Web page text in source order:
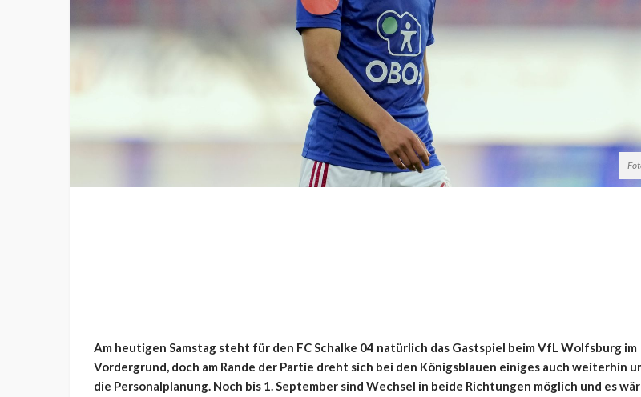
Am heutigen Samstag steht für den FC Schalke 04 natürlich das Gastspiel beim VfL Wolfsburg im
Vordergrund, doch am Rande der Partie dreht sich bei den Königsblauen einiges auch weiterhin
die Personalplanung. Noch bis 1. September sind Wechsel in beide Richtungen möglich und es